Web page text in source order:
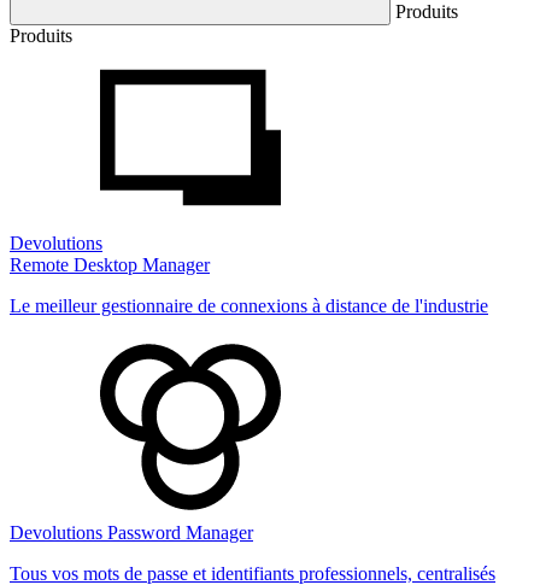
Produits
Produits
Devolutions
Remote Desktop Manager
Le meilleur gestionnaire de connexions à distance de l'industrie
Devolutions Password Manager
Tous vos mots de passe et identifiants professionnels, centralisés